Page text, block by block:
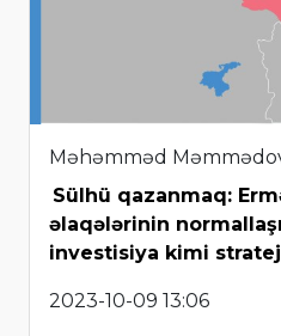
Məhəmməd
Sülhü qazanmaq:
əlaqələrinin
investisiya kimi
2023-10-09 13:06